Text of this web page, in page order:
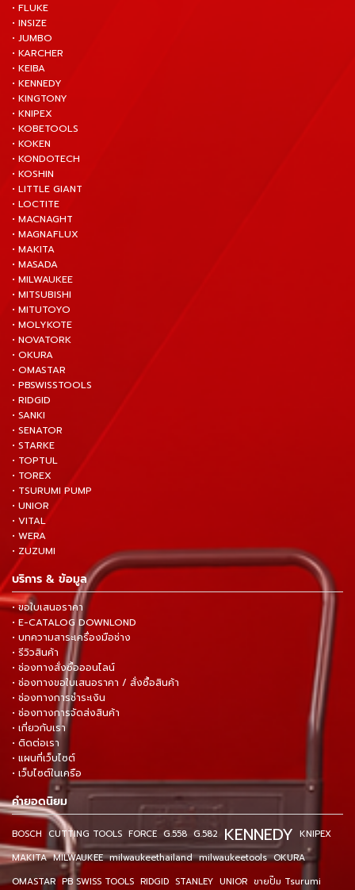
• FLUKE
• INSIZE
• JUMBO
• KARCHER
• KEIBA
• KENNEDY
• KINGTONY
• KNIPEX
• KOBETOOLS
• KOKEN
• KONDOTECH
• KOSHIN
• LITTLE GIANT
• LOCTITE
• MACNAGHT
• MAGNAFLUX
• MAKITA
• MASADA
• MILWAUKEE
• MITSUBISHI
• MITUTOYO
• MOLYKOTE
• NOVATORK
• OKURA
• OMASTAR
• PBSWISSTOOLS
• RIDGID
• SANKI
• SENATOR
• STARKE
• TOPTUL
• TOREX
• TSURUMI PUMP
• UNIOR
• VITAL
• WERA
• ZUZUMI
บริการ & ข้อมูล
• ขอใบเสนอราคา
• E-CATALOG DOWNLOND
• บทความสาระเครื่องมือช่าง
• รีวิวสินค้า
• ช่องทางสั่งซื้อออนไลน์
• ช่องทางขอใบเสนอราคา / สั่งซื้อสินค้า
• ช่องทางการชำระเงิน
• ช่องทางการจัดส่งสินค้า
• เกี่ยวกับเรา
• ติดต่อเรา
• แผนที่เว็บไซต์
• เว็บไซต์ในเครือ
คำยอดนิยม
BOSCH CUTTING TOOLS FORCE G.558 G.582 KENNEDY KNIPEX
MAKITA MILWAUKEE milwaukeethailand milwaukeetools OKURA
OMASTAR PB SWISS TOOLS RIDGID STANLEY UNIOR ขายปั๊ม Tsurumi